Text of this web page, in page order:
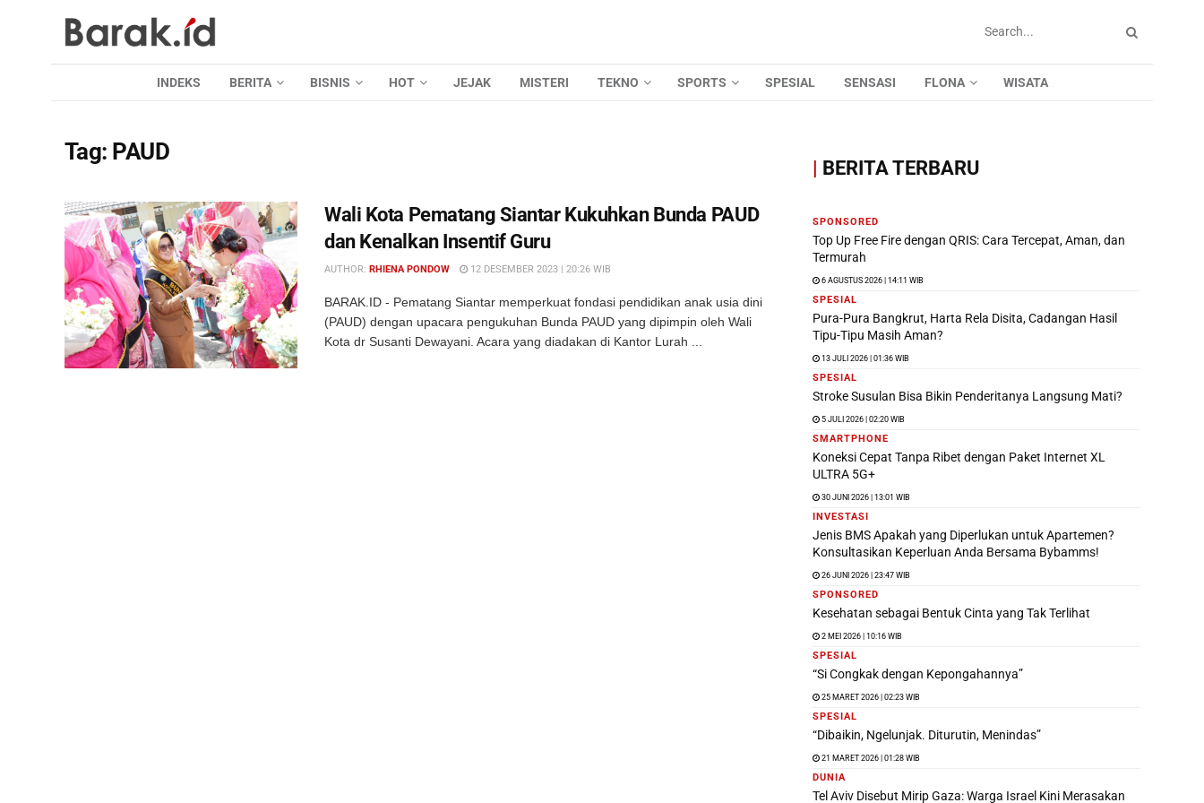
INDEKS BERITA BISNIS HOT JEJAK MISTERI TEKNO SPORTS SPESIAL SENSASI FLONA WISATA
Tag: PAUD
Wali Kota Pematang Siantar Kukuhkan Bunda PAUD
dan Kenalkan Insentif Guru
AUTHOR: RHIENA PONDOW 12 DESEMBER 2023 | 20:26 WIB
BARAK.ID - Pematang Siantar memperkuat fondasi pendidikan anak usia dini
(PAUD) dengan upacara pengukuhan Bunda PAUD yang dipimpin oleh Wali
Kota dr Susanti Dewayani. Acara yang diadakan di Kantor Lurah ...
| BERITA TERBARU
SPONSORED
Top Up Free Fire dengan QRIS: Cara Tercepat, Aman, dan
Termurah
6 AGUSTUS 2026 | 14:11 WIB
SPESIAL
Pura-Pura Bangkrut, Harta Rela Disita, Cadangan Hasil
Tipu-Tipu Masih Aman?
13 JULI 2026 | 01:36 WIB
SPESIAL
Stroke Susulan Bisa Bikin Penderitanya Langsung Mati?
5 JULI 2026 | 02:20 WIB
SMARTPHONE
Koneksi Cepat Tanpa Ribet dengan Paket Internet XL
ULTRA 5G+
30 JUNI 2026 | 13:01 WIB
INVESTASI
Jenis BMS Apakah yang Diperlukan untuk Apartemen?
Konsultasikan Keperluan Anda Bersama Bybamms!
26 JUNI 2026 | 23:47 WIB
SPONSORED
Kesehatan sebagai Bentuk Cinta yang Tak Terlihat
2 MEI 2026 | 10:16 WIB
SPESIAL
“Si Congkak dengan Kepongahannya”
25 MARET 2026 | 02:23 WIB
SPESIAL
“Dibaikin, Ngelunjak. Diturutin, Menindas”
21 MARET 2026 | 01:28 WIB
DUNIA
Tel Aviv Disebut Mirip Gaza: Warga Israel Kini Merasakan